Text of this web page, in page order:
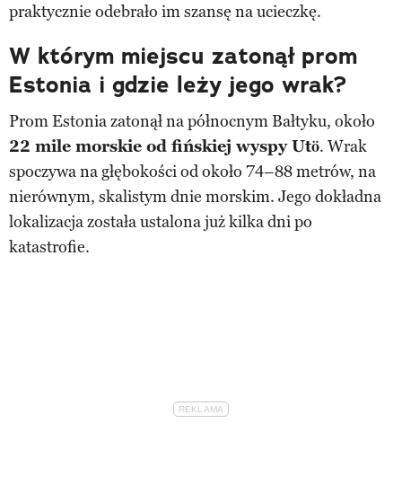
praktycznie odebrało im szansę na ucieczkę.
W którym miejscu zatonął prom
Estonia i gdzie leży jego wrak?
Prom Estonia zatonął na północnym Bałtyku, około
22 mile morskie od fińskiej wyspy Utö. Wrak
spoczywa na głębokości od około 74–88 metrów, na
nierównym, skalistym dnie morskim. Jego dokładna
lokalizacja została ustalona już kilka dni po
katastrofie.